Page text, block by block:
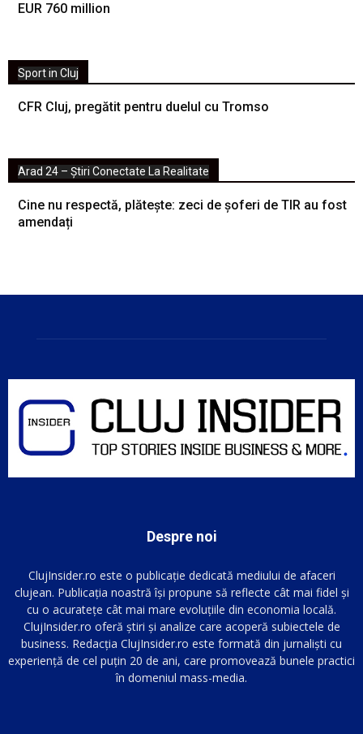
EUR 760 million
Sport in Cluj
CFR Cluj, pregătit pentru duelul cu Tromso
Arad 24 – Știri Conectate La Realitate
Cine nu respectă, plătește: zeci de șoferi de TIR au fost
amendați
Despre noi
ClujInsider.ro este o publicație dedicată mediului de afaceri
clujean. Publicația noastră își propune să reflecte cât mai fidel și
cu o acuratețe cât mai mare evoluțiile din economia locală.
ClujInsider.ro oferă știri și analize care acoperă subiectele de
business. Redacția ClujInsider.ro este formată din jurnaliști cu
experiență de cel puțin 20 de ani, care promovează bunele practici
în domeniul mass-media.